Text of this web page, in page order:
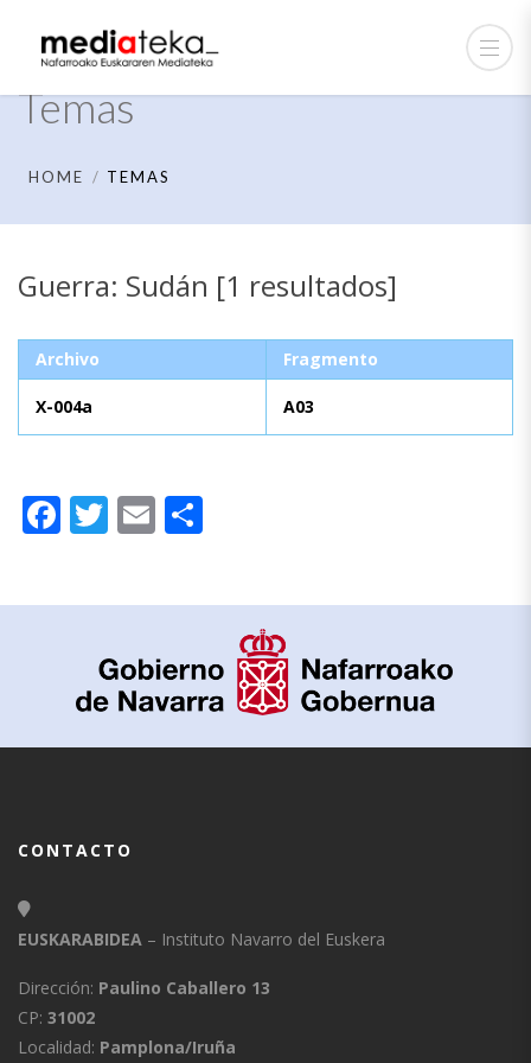
Temas
HOME TEMAS
Guerra: Sudán [1 resultados]
Archivo Fragmento
X-004a A03
Facebook
Twitter
Email
CONTACTO
EUSKARABIDEA – Instituto Navarro del Euskera
Dirección: Paulino Caballero 13
CP: 31002
Localidad: Pamplona/Iruña